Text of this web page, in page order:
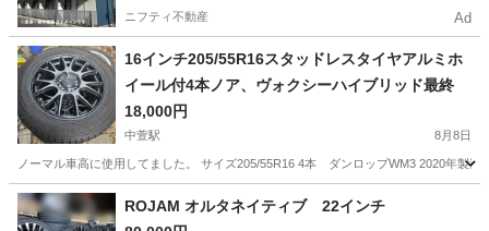
ニフティ不動産 Ad
16インチ205/55R16スタッドレスタイヤアルミホ
イール付4本ノア、ヴォクシーハイブリッド最終
18,000円
中萱駅 8月8日
ノーマル車高に使用してました。 サイズ205/55R16 4本 ダンロップWM3 2020年製
長野 安曇野市 タイヤ、ホイール アルミ
ROJAM オルタネイティブ 22インチ